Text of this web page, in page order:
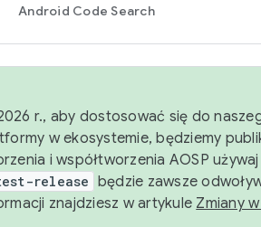
Android Code Search
r., aby dostosować się do
w ekosystemie, będziemy
i współtworzenia AOSP używaj
release będzie zawsze
znajdziesz w artykule Zmiany